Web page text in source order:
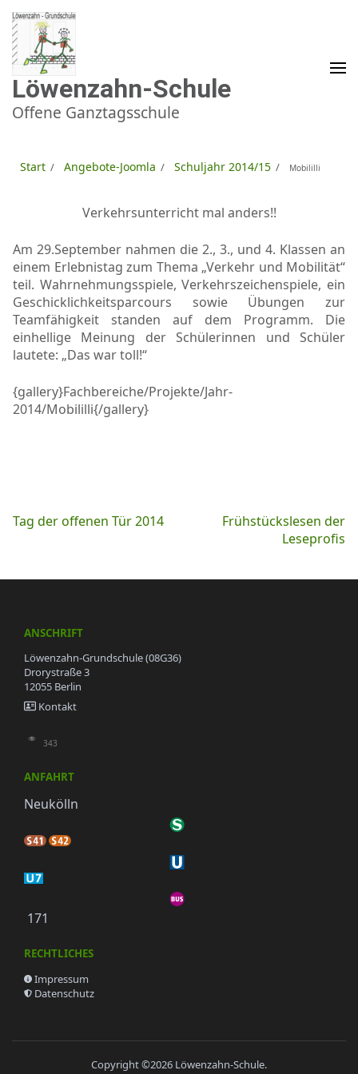
Zum
Inhalt
springen
(Enter
drücken)
Löwenzahn-Schule
Offene Ganztagsschule
Start / Angebote-Joomla / Schuljahr 2014/15 / Mobililli
Verkehrsunterricht mal anders!!
Am 29.September nahmen die 2., 3., und 4. Klassen an
einem Erlebnistag zum Thema „Verkehr und Mobilität“
teil. Wahrnehmungsspiele, Verkehrszeichenspiele, ein
Geschicklichkeitsparcours sowie Übungen zur
Teamfähigkeit standen auf dem Programm. Die
einhellige Meinung der Schülerinnen und Schüler
lautete: „Das war toll!“
{gallery}Fachbereiche/Projekte/Jahr-
2014/Mobililli{/gallery}
Beitragsnavigation
Tag der offenen Tür 2014
Frühstückslesen der
Leseprofis
ANSCHRIFT
Löwenzahn-Grundschule (08G36)
Drorystraße 3
12055 Berlin
Kontakt
343
ANFAHRT
Neukölln
171
RECHTLICHES
Impressum
Datenschutz
Copyright ©2026 Löwenzahn-Schule.